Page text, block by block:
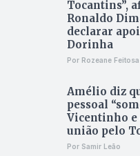
Tocantins”,
Ronaldo
declarar
Dorinha
Por Rozeane Feitosa
Amélio diz
pessoal
Vicentinho e
união pelo
Por Samir Leão